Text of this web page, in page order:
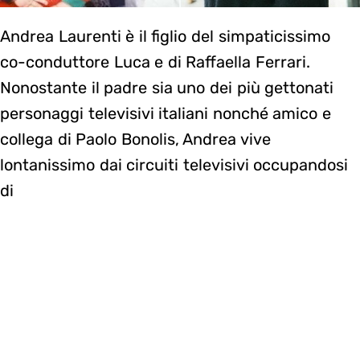
Andrea Laurenti è il figlio del simpaticissimo
co-conduttore Luca e di Raffaella Ferrari.
Nonostante il padre sia uno dei più gettonati
personaggi televisivi italiani nonché amico e
collega di Paolo Bonolis, Andrea vive
lontanissimo dai circuiti televisivi occupandosi
di